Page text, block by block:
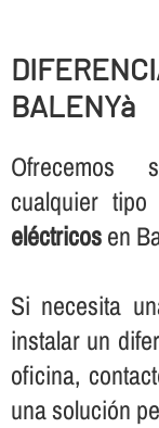
BALENYà
Ofrecemos
cualquier
eléctricosen
Si necesita
instalar un
oficina,
una solución